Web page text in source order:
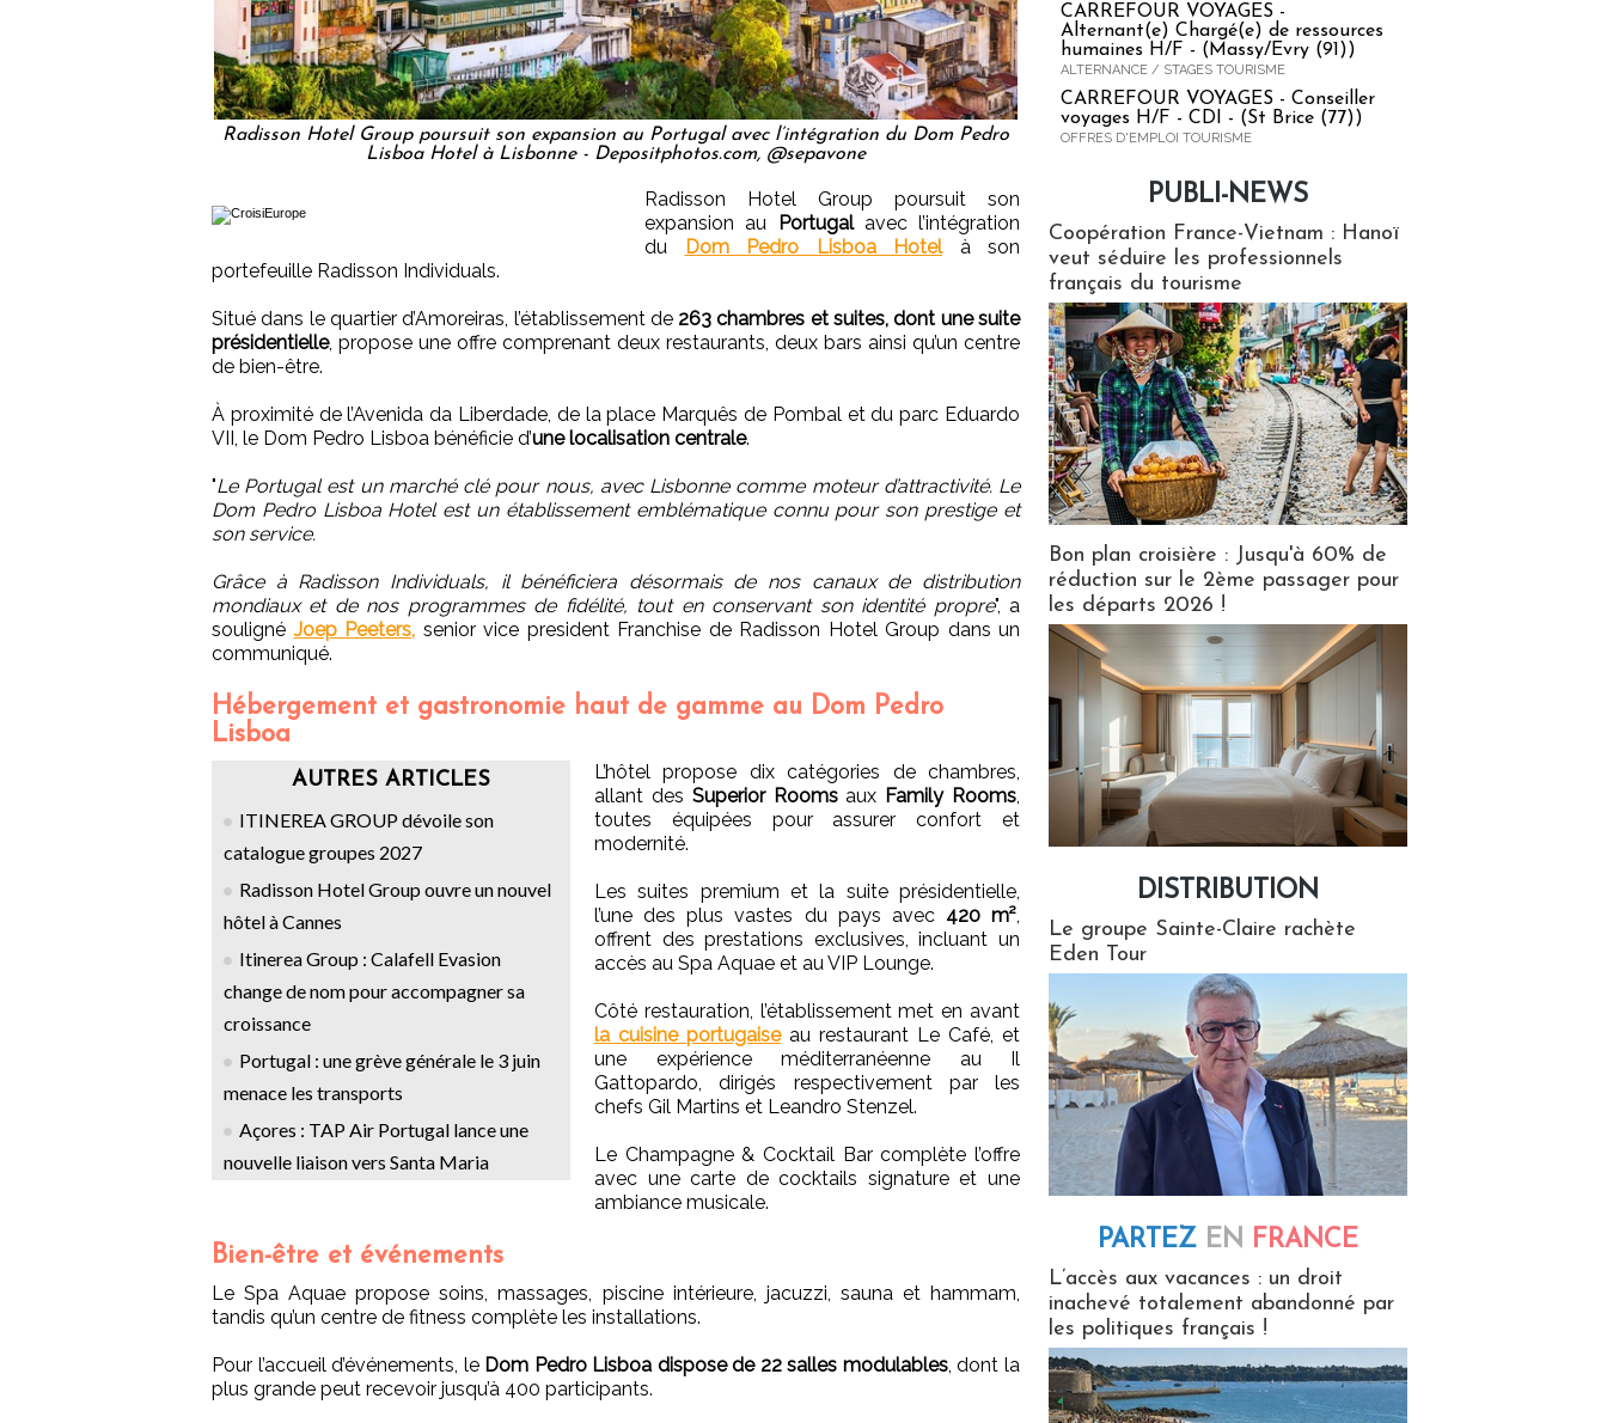
Radisson Hotel Group poursuit son expansion au Portugal avec l’intégration du Dom Pedro
Lisboa Hotel à Lisbonne - Depositphotos.com, @sepavone
Radisson Hotel Group poursuit son
expansion au
Portugalavec l’intégration
du
Dom Pedro Lisboa Hotelà son
portefeuille Radisson Individuals.
Situé dans le quartier d’Amoreiras, l’établissement de 263 chambres et suites, dont une suite
présidentielle, propose une offre comprenant deux restaurants, deux bars ainsi qu’un centre
de bien-être.
À proximité de l’Avenida da Liberdade, de la place Marquês de Pombal et du parc Eduardo
VII, le Dom Pedro Lisboa bénéficie d’une localisation centrale.
"Le Portugal est un marché clé pour nous, avec Lisbonne comme moteur d’attractivité. Le
Dom Pedro Lisboa Hotel est un établissement emblématique connu pour son prestige et
son service.
Grâce à Radisson Individuals, il bénéficiera désormais de nos canaux de distribution
mondiaux et de nos programmes de fidélité, tout en conservant son identité propre", a
souligné Joep Peeters, senior vice president Franchise de Radisson Hotel Group dans un
communiqué.
Hébergement et gastronomie haut de gamme au Dom Pedro
Lisboa
AUTRES ARTICLES
ITINEREA GROUP dévoile son
catalogue groupes 2027
Radisson Hotel Group ouvre un nouvel
hôtel à Cannes
Itinerea Group : Calafell Evasion
change de nom pour accompagner sa
croissance
Portugal : une grève générale le 3 juin
menace les transports
Açores : TAP Air Portugal lance une
nouvelle liaison vers Santa Maria
L’hôtel propose dix catégories de chambres,
allant des Superior Roomsaux Family Rooms
toutes équipées pour assurer confort et
modernité.
Les suites premium et la suite présidentielle,
l’une des plus vastes du pays avec 420 m²
offrent des prestations exclusives, incluant un
accès au Spa Aquae et au VIP Lounge.
Côté restauration, l’établissement met en avant
la cuisine portugaiseau restaurant Le Café, et
une expérience méditerranéenne au Il
Gattopardo, dirigés respectivement par les
chefs Gil Martins et Leandro Stenzel.
Le Champagne & Cocktail Bar complète l’offre
avec une carte de cocktails signature et une
ambiance musicale.
Bien-être et événements
Le Spa Aquae propose soins, massages, piscine intérieure, jacuzzi, sauna et hammam,
tandis qu’un centre de fitness complète les installations.
Pour l’accueil d’événements, le Dom Pedro Lisboa dispose de 22 salles modulables, dont la
plus grande peut recevoir jusqu’à 400 participants.
CARREFOUR VOYAGES -
Alternant(e) Chargé(e) de ressources
humaines H/F - (Massy/Evry (91))
ALTERNANCE / STAGES TOURISME
CARREFOUR VOYAGES - Conseiller
voyages H/F - CDI - (St Brice (77))
OFFRES D'EMPLOI TOURISME
PUBLI-NEWS
Coopération France-Vietnam : Hanoï
veut séduire les professionnels
français du tourisme
Bon plan croisière : Jusqu'à 60% de
réduction sur le 2ème passager pour
les départs 2026 !
DISTRIBUTION
Le groupe Sainte-Claire rachète
Eden Tour
PARTEZ EN FRANCE
L’accès aux vacances : un droit
inachevé totalement abandonné par
les politiques français !